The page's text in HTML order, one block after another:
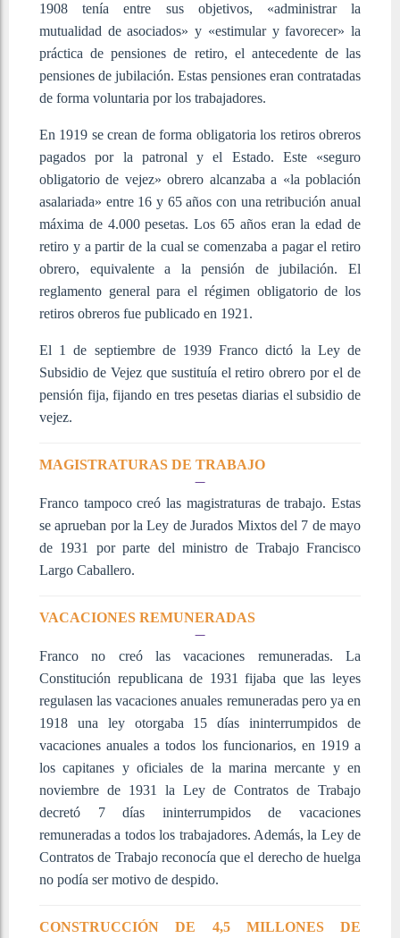
1908 tenía entre sus objetivos, «administrar la
mutualidad de asociados» y «estimular y favorecer» la
práctica de pensiones de retiro, el antecedente de las
pensiones de jubilación. Estas pensiones eran contratadas
de forma voluntaria por los trabajadores.
En 1919 se crean de forma obligatoria los retiros obreros
pagados por la patronal y el Estado. Este «seguro
obligatorio de vejez» obrero alcanzaba a «la población
asalariada» entre 16 y 65 años con una retribución anual
máxima de 4.000 pesetas. Los 65 años eran la edad de
retiro y a partir de la cual se comenzaba a pagar el retiro
obrero, equivalente a la pensión de jubilación. El
reglamento general para el régimen obligatorio de los
retiros obreros fue publicado en 1921.
El 1 de septiembre de 1939 Franco dictó la Ley de
Subsidio de Vejez que sustituía el retiro obrero por el de
pensión fija, fijando en tres pesetas diarias el subsidio de
vejez.
MAGISTRATURAS DE TRABAJO
Franco tampoco creó las magistraturas de trabajo. Estas
se aprueban por la Ley de Jurados Mixtos del 7 de mayo
de 1931 por parte del ministro de Trabajo Francisco
Largo Caballero.
VACACIONES REMUNERADAS
Franco no creó las vacaciones remuneradas. La
Constitución republicana de 1931 fijaba que las leyes
regulasen las vacaciones anuales remuneradas pero ya en
1918 una ley otorgaba 15 días ininterrumpidos de
vacaciones anuales a todos los funcionarios, en 1919 a
los capitanes y oficiales de la marina mercante y en
noviembre de 1931 la Ley de Contratos de Trabajo
decretó 7 días ininterrumpidos de vacaciones
remuneradas a todos los trabajadores. Además, la Ley de
Contratos de Trabajo reconocía que el derecho de huelga
no podía ser motivo de despido.
CONSTRUCCIÓN DE 4,5 MILLONES DE